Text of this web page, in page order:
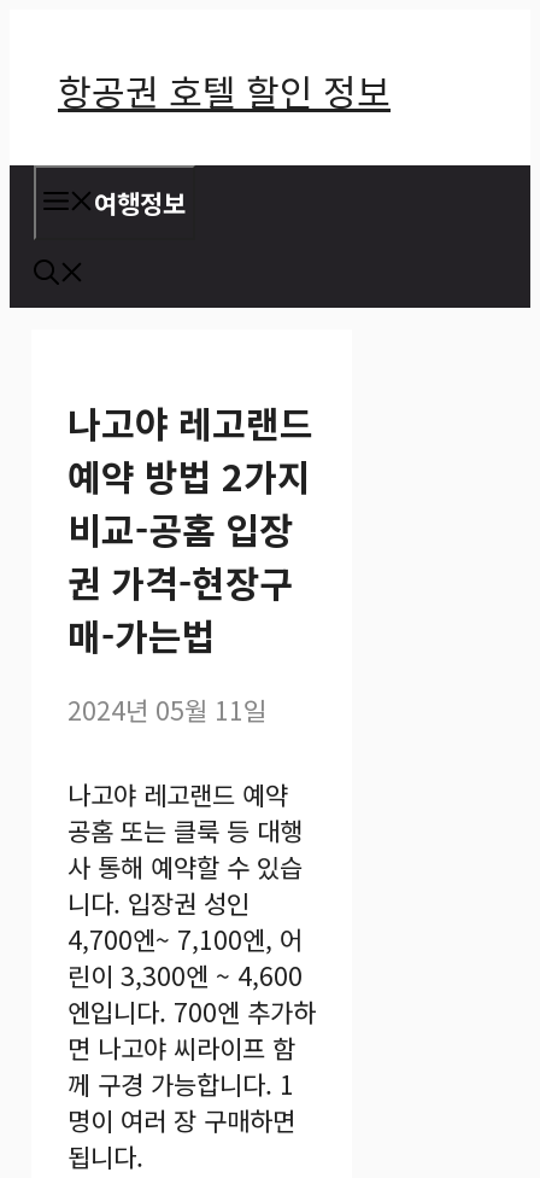
건
항공권 호텔 할인 정보
여행정보
나고야 레고랜드
예약 방법 2가지
비교-공홈 입장
권 가격-현장구
매-가는법
2024년 05월 11일
나고야 레고랜드 예약
공홈 또는 클룩 등 대행
사 통해 예약할 수 있습
니다. 입장권 성인
4,700엔~ 7,100엔, 어
린이 3,300엔 ~ 4,600
엔입니다. 700엔 추가하
면 나고야 씨라이프 함
께 구경 가능합니다. 1
명이 여러 장 구매하면
됩니다.